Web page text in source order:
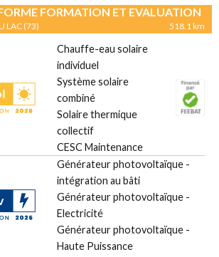
FORMATION ET EVALUATION
LAC (73) 518.1 km
Chauffe-eau solaire
individuel
Système solaire
combiné
Solaire thermique
collectif
CESC Maintenance
Générateur photovoltaïque -
intégration au bâti
Générateur photovoltaïque -
Electricité
Générateur photovoltaïque -
Haute Puissance